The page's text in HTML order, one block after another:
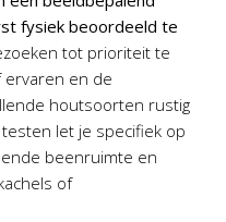
fysiek beoordeeld te
tot prioriteit te
ervaren en de
houtsoorten rustig
let je specifiek op
beenruimte en
of